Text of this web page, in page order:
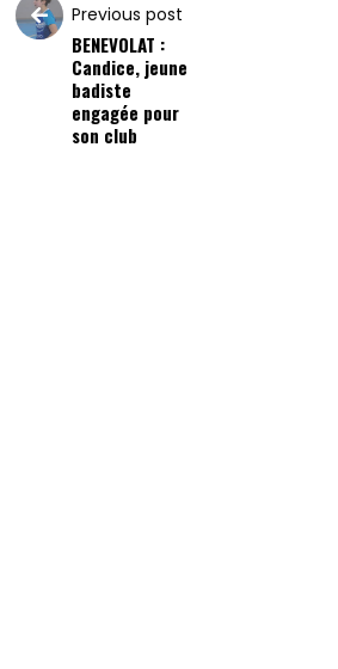
Previous post
BENEVOLAT :
Candice, jeune
badiste
engagée pour
son club